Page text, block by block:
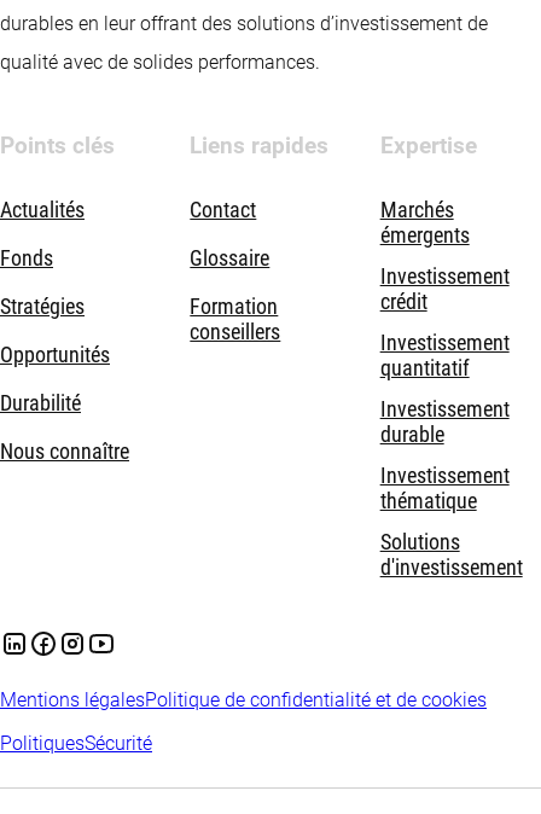
durables en leur offrant des solutions d’investissement de
qualité avec de solides performances.
Points clés
Actualités
Fonds
Stratégies
Opportunités
Durabilité
Nous connaître
Liens rapides
Contact
Glossaire
Formation
conseillers
Expertise
Marchés
émergents
Investissement
crédit
Investissement
quantitatif
Investissement
durable
Investissement
thématique
Solutions
d'investissement
Mentions légalesPolitique de confidentialité et de cookies
PolitiquesSécurité